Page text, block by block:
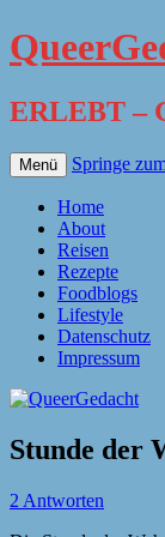
ERLEBT –
Menü Springe
Home
About
Reisen
Rezepte
Foodblogs
Lifestyle
Datenschutz
Impressum
Stunde der
2 Antworten